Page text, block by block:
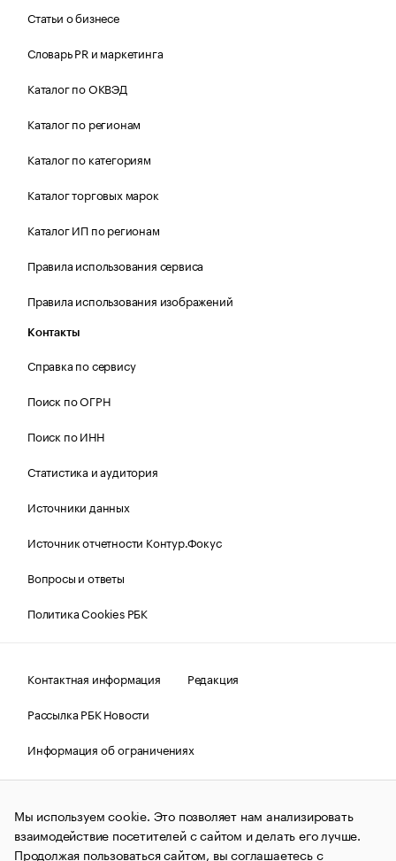
Статьи о бизнесе
Словарь PR и маркетинга
Каталог по ОКВЭД
Каталог по регионам
Каталог по категориям
Каталог торговых марок
Каталог ИП по регионам
Правила использования сервиса
Правила использования изображений
Контакты
Справка по сервису
Поиск по ОГРН
Поиск по ИНН
Статистика и аудитория
Источники данных
Источник отчетности Контур.Фокус
Вопросы и ответы
Политика Cookies РБК
Контактная информация
Редакция
Рассылка РБК Новости
Информация об ограничениях
Правовая информация
О соблюдении авторских прав
© АО «РОСБИЗНЕСКОНСАЛТИНГ»,1995–2026.Сообщения
и материалы информационного агентства «РБК»
(зарегистрировано Федеральной службой по надзору в сфере
Мы используем cookie. Это позволяет нам анализировать
взаимодействие посетителей с сайтом и делать его лучше.
Продолжая пользоваться сайтом, вы соглашаетесь с